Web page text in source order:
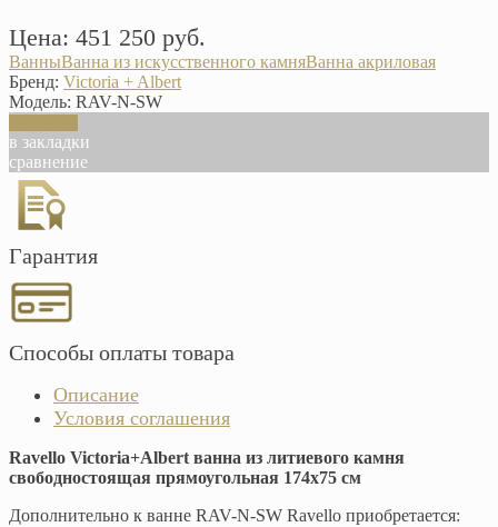
Цена: 451 250 руб.
ВанныВанна из искусственного камняВанна акриловая
Бренд: Victoria + Albert
Модель: RAV-N-SW
в закладки
сравнение
Гарантия
Способы оплаты товара
Описание
Условия соглашения
Ravello Victoria+Albert ванна из литиевого камня
свободностоящая прямоугольная 174х75 см
Дополнительно к ванне RAV-N-SW Ravello приобретается: